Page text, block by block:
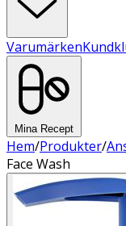
Varumärken
Mina Recept
Hem/Produkter/
Face Wash